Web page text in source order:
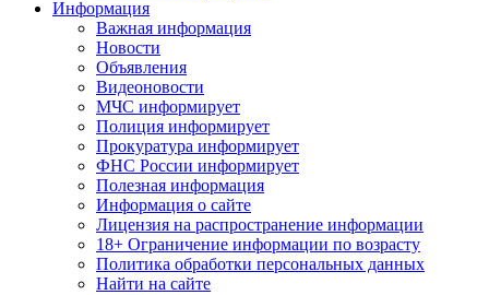
Информация
Важная информация
Новости
Объявления
Видеоновости
МЧС информирует
Полиция информирует
Прокуратура информирует
ФНС России информирует
Полезная информация
Информация о сайте
Лицензия на распространение информации
18+ Ограничение информации по возрасту
Политика обработки персональных данных
Найти на сайте